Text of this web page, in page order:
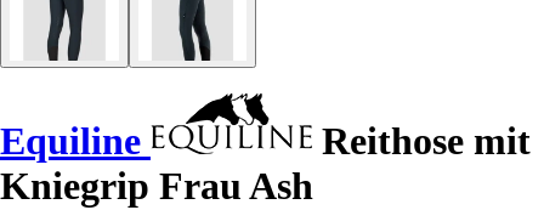
Equiline
Reithose mit
Kniegrip Frau Ash